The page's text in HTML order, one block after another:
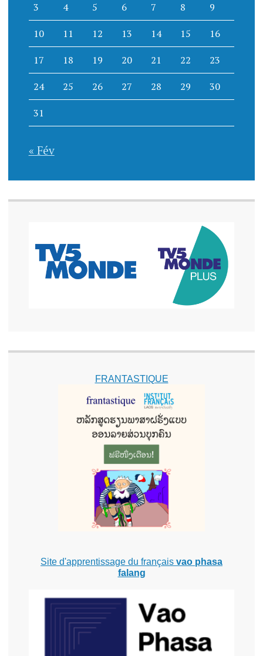
3 4 5 6 7 8 9
10 11 12 13 14 15 16
17 18 19 20 21 22 23
24 25 26 27 28 29 30
31
« Fév
FRANTASTIQUE
Site d'apprentissage du français vao phasa
falang